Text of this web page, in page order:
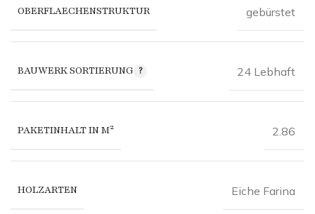
OBERFLAECHENSTRUKTUR gebürstet
BAUWERK SORTIERUNG 24 Lebhaft
PAKETINHALT IN M² 2.86
HOLZARTEN Eiche Farina